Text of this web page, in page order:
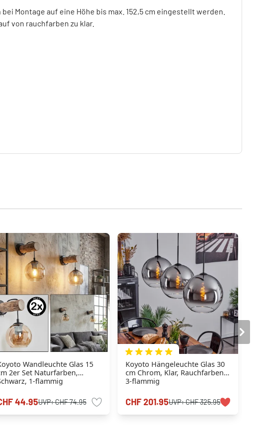
Montage auf eine Höhe bis max. 152,5 cm eingestellt werden.
von rauchfarben zu klar.
Wandleuchte Glas 15
2er Set Naturfarben,
1-flammig
44.95UVP:CHF 74.95
Koyoto Hängeleuchte Glas 30
cm Chrom, Klar, Rauchfarben,
3-flammig
CHF 201.95UVP:CHF 325.95